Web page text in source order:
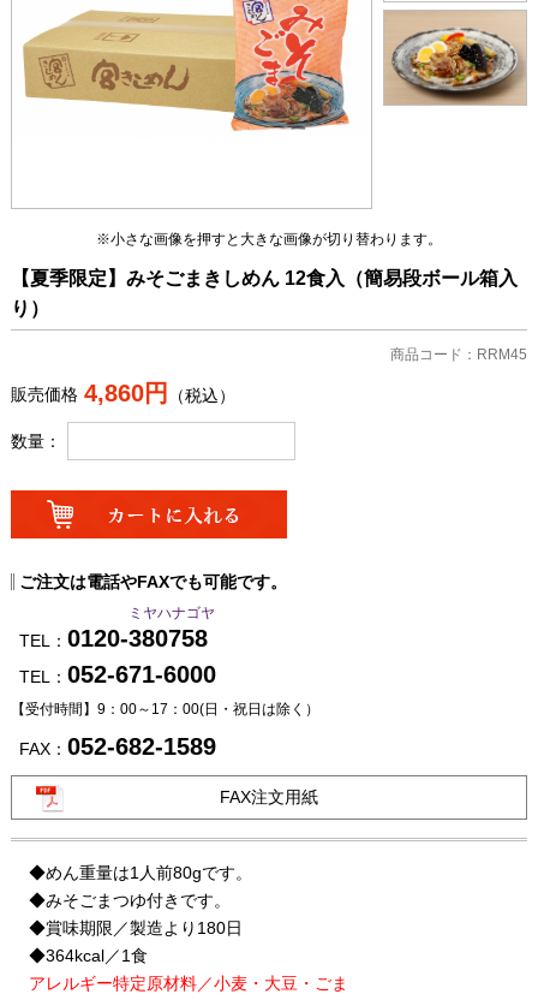
※小さな画像を押すと大きな画像が切り替わります。
【夏季限定】みそごまきしめん 12食入（簡易段ボール箱入
り）
商品コード：RRM45
販売価格 4,860円 （税込）
数量：
ご注文は電話やFAXでも可能です。
ミヤハナゴヤ
TEL： 0120-380758
TEL： 052-671-6000
【受付時間】9：00～17：00(日・祝日は除く）
FAX： 052-682-1589
FAX注文用紙
◆めん重量は1人前80gです。
◆みそごまつゆ付きです。
◆賞味期限／製造より180日
◆364kcal／1食
アレルギー特定原材料／小麦・大豆・ごま